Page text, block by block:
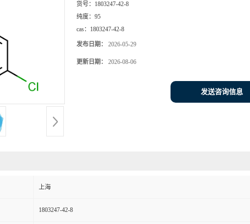
货号： 1803247-42-8
纯度： 95
cas： 1803247-42-8
发布日期： 2026-05-29
更新日期： 2026-08-06
发送咨询信息
上海
1803247-42-8